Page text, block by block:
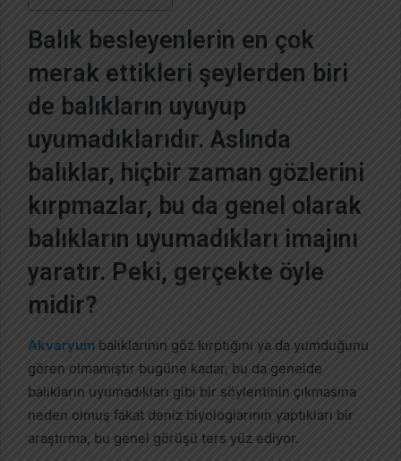
s
t
g
ö
m
k
Balık besleyenlerin en çok
merak ettikleri şeylerden biri
de balıkların uyuyup
uyumadıklarıdır. Aslında
balıklar, hiçbir zaman gözlerini
kırpmazlar, bu da genel olarak
balıkların uyumadıkları imajını
yaratır. Peki, gerçekte öyle
midir?
Akvaryum balıklarının göz kırptığını ya da yumduğunu
gören olmamıştır bugüne kadar, bu da genelde
balıkların uyumadıkları gibi bir söylentinin çıkmasına
neden olmuş fakat deniz biyologlarının yaptıkları bir
araştırma, bu genel görüşü ters yüz ediyor.